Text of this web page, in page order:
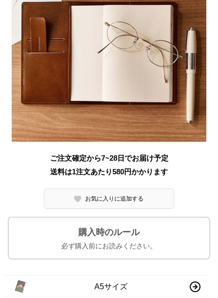
ご注文確定から7~28日でお届け予定
送料は1注文あたり580円かかります
お気に入りに追加する
購入時のルール
必ず購入前にお読みください。
A5サイズ